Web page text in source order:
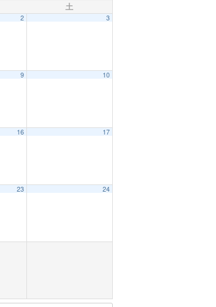
土
2 3
9 10
16 17
23 24